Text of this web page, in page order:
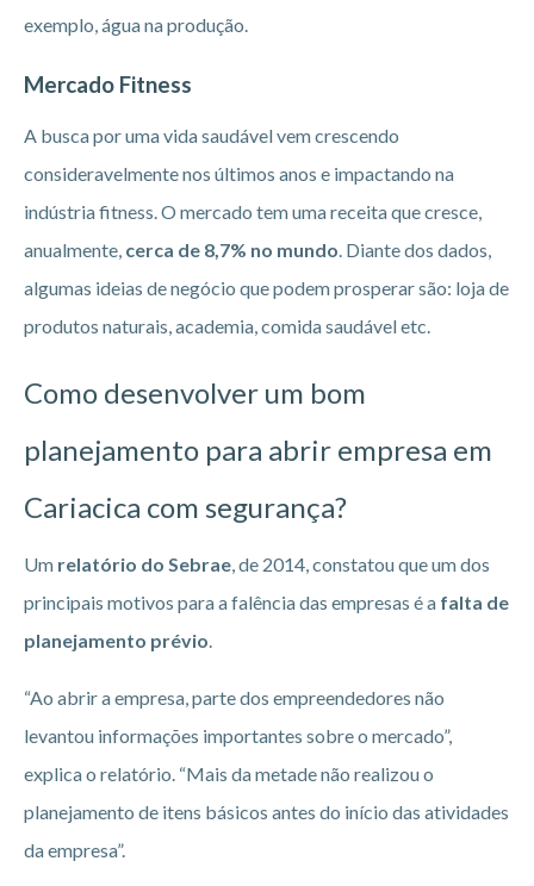
exemplo, água na produção.
Mercado Fitness
A busca por uma vida saudável vem crescendo
consideravelmente nos últimos anos e impactando na
indústria fitness. O mercado tem uma receita que cresce,
anualmente, cerca de 8,7% no mundo. Diante dos dados,
algumas ideias de negócio que podem prosperar são: loja de
produtos naturais, academia, comida saudável etc.
Como desenvolver um bom
planejamento para abrir empresa em
Cariacica com segurança?
Um relatório do Sebrae, de 2014, constatou que um dos
principais motivos para a falência das empresas é a falta de
planejamento prévio.
“Ao abrir a empresa, parte dos empreendedores não
levantou informações importantes sobre o mercado”,
explica o relatório. “Mais da metade não realizou o
planejamento de itens básicos antes do início das atividades
da empresa”.